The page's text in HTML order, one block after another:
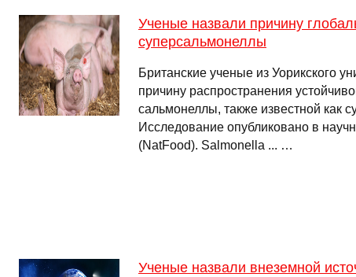
Ученые назвали причину
суперсальмонеллы
Британские ученые из Уорикского
причину распространения
сальмонеллы, также известной как
Исследование опубликовано в
(NatFood). Salmonella ... …
Ученые назвали внеземной